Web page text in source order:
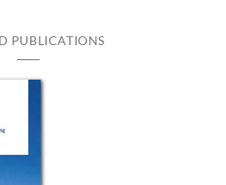
PUBLICATIONS